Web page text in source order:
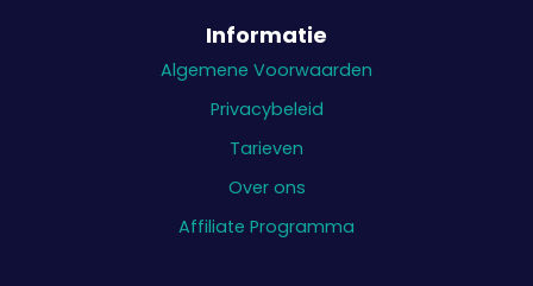
Informatie
Algemene Voorwaarden
Privacybeleid
Tarieven
Over ons
Affiliate Programma